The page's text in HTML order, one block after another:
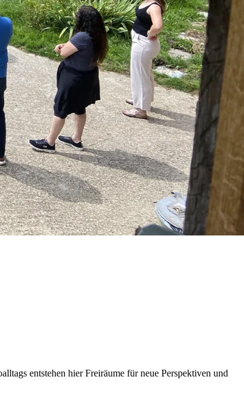
entstehen hier Freiräume für neue Perspektiven und